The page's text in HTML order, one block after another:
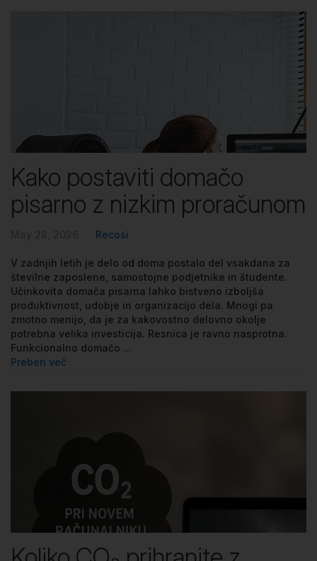
Kako postaviti domačo
pisarno z nizkim proračunom
Recosi
V zadnjih letih je delo od doma postalo del vsakdana za
številne zaposlene, samostojne podjetnike in študente.
Učinkovita domača pisarna lahko bistveno izboljša
produktivnost, udobje in organizacijo dela. Mnogi pa
zmotno menijo, da je za kakovostno delovno okolje
potrebna velika investicija. Resnica je ravno nasprotna.
Funkcionalno domačo ...
Preberi več